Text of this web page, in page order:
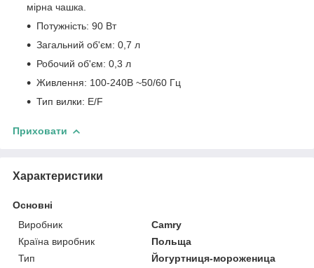
мірна чашка.
Потужність: 90 Вт
Загальний об'єм: 0,7 л
Робочий об'єм: 0,3 л
Живлення: 100-240В ~50/60 Гц
Тип вилки: E/F
Приховати
Характеристики
Основні
Виробник
Camry
Країна виробник
Польща
Тип
Йогуртниця-мороженица